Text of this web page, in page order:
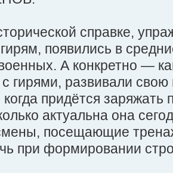
справке,
появились в
А конкретно —
с гирями, развивали
когда придётся
актуальна она
посещающие
при формировании